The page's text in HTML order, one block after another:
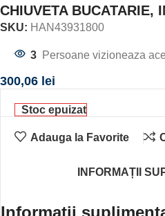
CHIUVETA BUCATARIE,
SKU: HAN43931800
3 Persoane vizioneaza
300,06 lei
Stoc epuizat
Adauga la Favorite
INFORMAȚII